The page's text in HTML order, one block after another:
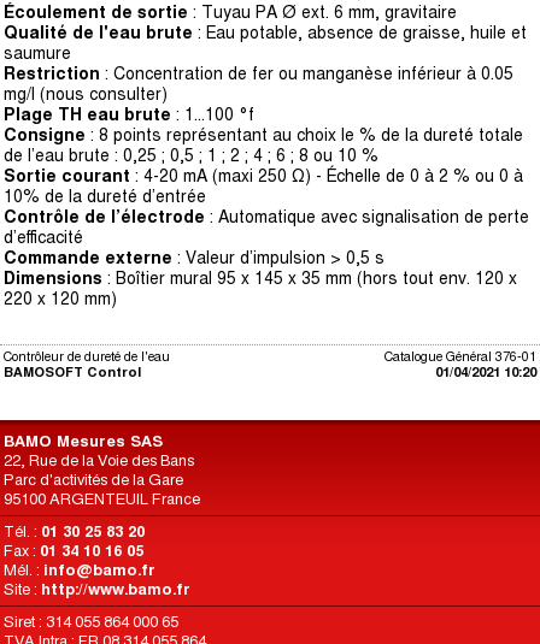
Écoulement de sortie : Tuyau PA Ø ext. 6 mm, gravitaire
Qualité de l'eau brute : Eau potable, absence de graisse, huile et
saumure
Restriction : Concentration de fer ou manganèse inférieur à 0.05
mg/l (nous consulter)
Plage TH eau brute : 1...100 °f
Consigne : 8 points représentant au choix le % de la dureté totale
de l’eau brute : 0,25 ; 0,5 ; 1 ; 2 ; 4 ; 6 ; 8 ou 10 %
Sortie courant : 4-20 mA (maxi 250 Ω) - Échelle de 0 à 2 % ou 0 à
10% de la dureté d’entrée
Contrôle de l’électrode : Automatique avec signalisation de perte
d’efficacité
Commande externe : Valeur d’impulsion > 0,5 s
Dimensions : Boîtier mural 95 x 145 x 35 mm (hors tout env. 120 x
220 x 120 mm)
Catalogue Général 376-01
01/04/2021 10:20
Contrôleur de dureté de l'eau
BAMOSOFT Control
BAMO Mesures SAS
22, Rue de la Voie des Bans
Parc d'activités de la Gare
95100 ARGENTEUIL France
Tél. : 01 30 25 83 20
Fax : 01 34 10 16 05
Mél. : info@bamo.fr
Site : http://www.bamo.fr
Siret : 314 055 864 000 65